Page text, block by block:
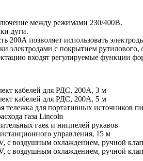
между режимами 230/400В.
дуги.
200А позволяет использовать
электродами с покрытием
входят регулируемые функции
кабелей для РДС, 200A, 3 м
кабелей для РДС, 200A, 5 м
тележка для портативных источников
газа Lincoln
гаек и ниппелей рукавов
управления, 15 м
с воздушным охлаждением, ручной
с воздушным охлаждением, ручной